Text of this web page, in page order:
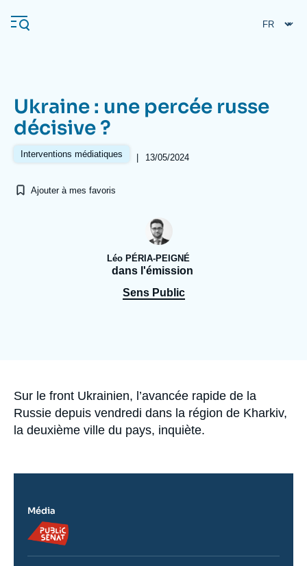
au
contenu
Navigation
principale
L'Ifri
Analyses
Proche-Orient
Ukraine : une percée russe
décisive ?
Interventions médiatiques | 13/05/2024
Ajouter à mes favoris
Léo PÉRIA-PEIGNÉ
dans l'émission
Sens Public
Accroche
Sur le front Ukrainien, l’avancée rapide de la
Russie depuis vendredi dans la région de Kharkiv,
la deuxième ville du pays, inquiète.
Média
Logo